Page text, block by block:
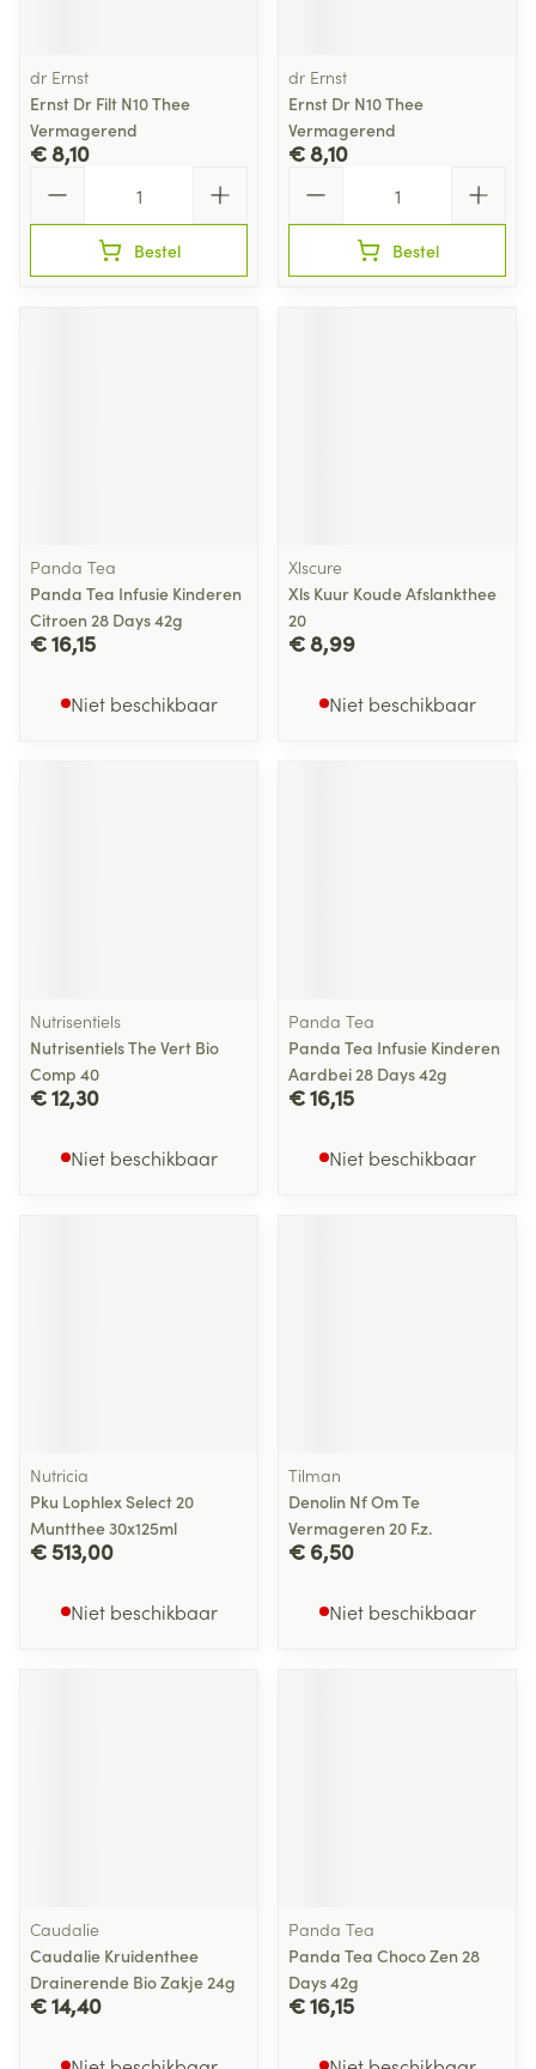
dr Ernst
Ernst Dr Filt N10 Thee
Vermagerend
€ 8,10
Bestel
dr Ernst
Ernst Dr N10 Thee
Vermagerend
€ 8,10
Bestel
Panda Tea
Panda Tea Infusie Kinderen
Citroen 28 Days 42g
€ 16,15
Niet beschikbaar
Xlscure
Xls Kuur Koude Afslankthee
20
€ 8,99
Niet beschikbaar
Nutrisentiels
Nutrisentiels The Vert Bio
Comp 40
€ 12,30
Niet beschikbaar
Panda Tea
Panda Tea Infusie Kinderen
Aardbei 28 Days 42g
€ 16,15
Niet beschikbaar
Nutricia
Pku Lophlex Select 20
Muntthee 30x125ml
€ 513,00
Niet beschikbaar
Tilman
Denolin Nf Om Te
Vermageren 20 F.z.
€ 6,50
Niet beschikbaar
Caudalie
Caudalie Kruidenthee
Drainerende Bio Zakje 24g
€ 14,40
Panda Tea
Panda Tea Choco Zen 28
Days 42g
€ 16,15